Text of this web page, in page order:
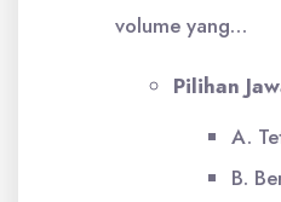
volume yang…
Pilihan
A.
B.